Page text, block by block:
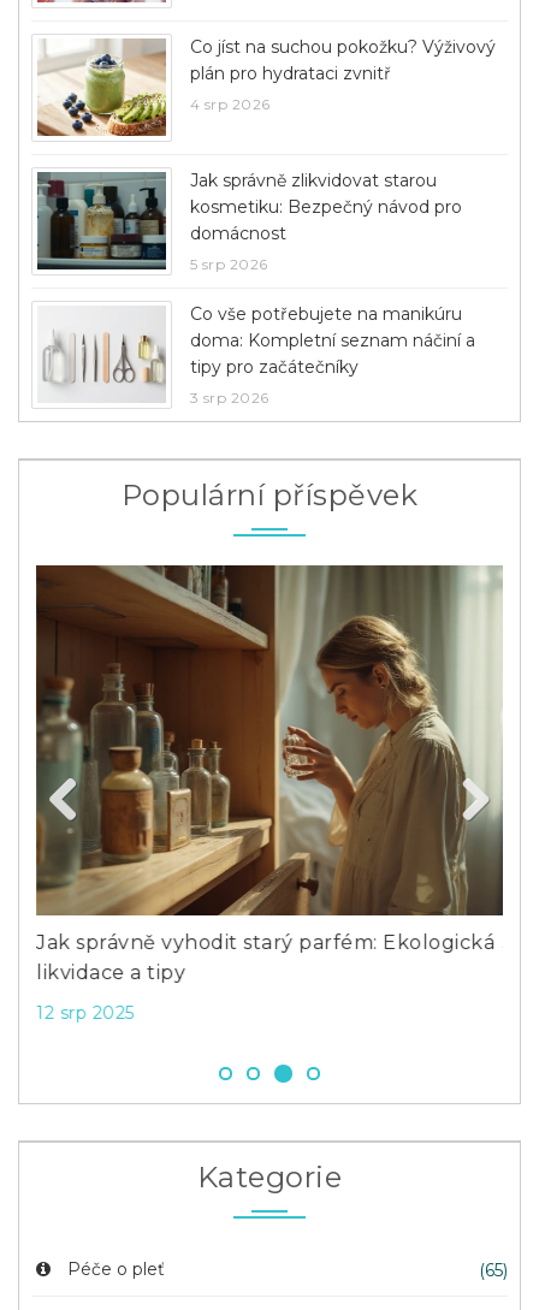
Co jíst na suchou pokožku? Výživový
plán pro hydrataci zvnitř
4 srp 2026
Jak správně zlikvidovat starou
kosmetiku: Bezpečný návod pro
domácnost
5 srp 2026
Co vše potřebujete na manikúru
doma: Kompletní seznam náčiní a
tipy pro začátečníky
3 srp 2026
Populární příspěvek
Jak správně vyhodit starý parfém: Ekologická
likvidace a tipy
12 srp 2025
Previous Next
Kategorie
Péče o pleť (65)